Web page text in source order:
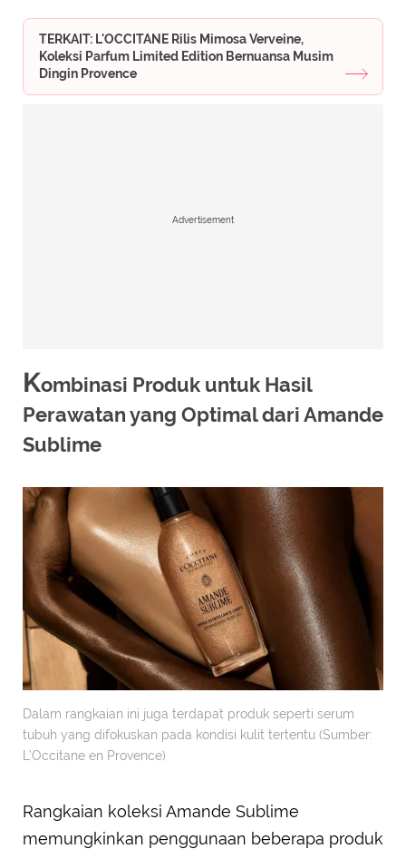
TERKAIT: L'OCCITANE Rilis Mimosa Verveine,
Koleksi Parfum Limited Edition Bernuansa Musim
Dingin Provence
Advertisement
Kombinasi Produk untuk Hasil
Perawatan yang Optimal dari Amande
Sublime
Dalam rangkaian ini juga terdapat produk seperti serum
tubuh yang difokuskan pada kondisi kulit tertentu (Sumber:
L’Occitane en Provence)
Rangkaian koleksi Amande Sublime
memungkinkan penggunaan beberapa produk